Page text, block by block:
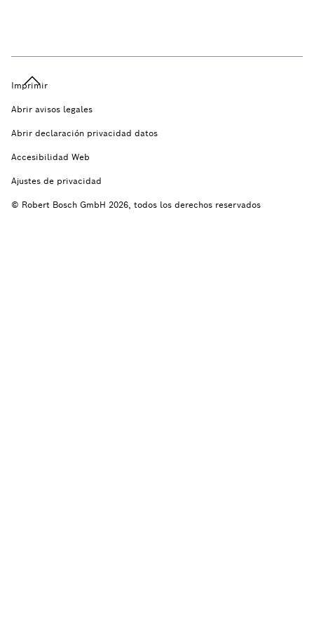
Imprimir
Abrir avisos legales
Abrir declaración privacidad datos
Accesibilidad Web
Ajustes de privacidad
© Robert Bosch GmbH 2026, todos los derechos reservados